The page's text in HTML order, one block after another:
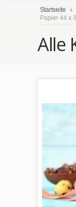
Startseite
Papier 44 x
Alle